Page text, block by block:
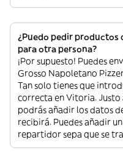
¿Puedo pedir productos
para otra persona?
¡Por supuesto! Puedes
Grosso Napoletano
Tan solo tienes que
correcta en Vitoria.
podrás añadir los datos
recibirá. Puedes añadir
repartidor sepa que se